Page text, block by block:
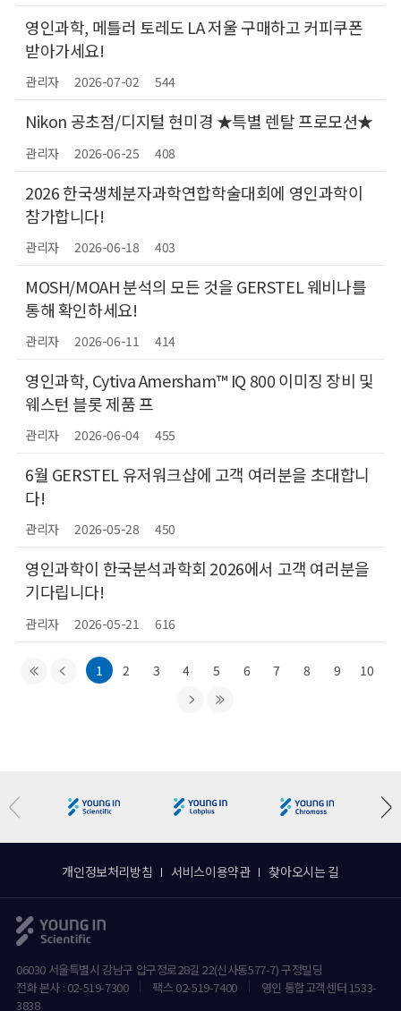
영인과학, 메틀러 토레도 LA 저울 구매하고 커피쿠폰
받아가세요!
관리자 2026-07-02 544
Nikon 공초점/디지털 현미경 ★특별 렌탈 프로모션★
관리자 2026-06-25 408
2026 한국생체분자과학연합학술대회에 영인과학이
참가합니다!
관리자 2026-06-18 403
MOSH/MOAH 분석의 모든 것을 GERSTEL 웨비나를
통해 확인하세요!
관리자 2026-06-11 414
영인과학, Cytiva Amersham™ IQ 800 이미징 장비 및
웨스턴 블롯 제품 프
관리자 2026-06-04 455
6월 GERSTEL 유저워크샵에 고객 여러분을 초대합니
다!
관리자 2026-05-28 450
영인과학이 한국분석과학회 2026에서 고객 여러분을
기다립니다!
관리자 2026-05-21 616
1 2 3 4 5 6 7 8 9 10
개인정보처리방침 서비스이용약관 찾아오시는 길
06030 서울특별시 강남구 압구정로28길 22(신사동577-7) 구정빌딩
전화 본사 : 02-519-7300
팩스 02-519-7400
영인 통합고객센터 1533-
3838